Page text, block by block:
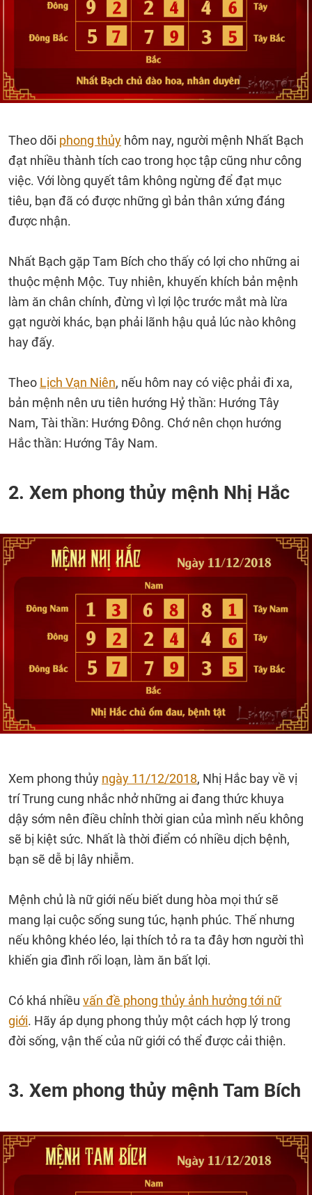
Theo dõi phong thủy hôm nay, người mệnh Nhất Bạch
đạt nhiều thành tích cao trong học tập cũng như công
việc. Với lòng quyết tâm không ngừng để đạt mục
tiêu, bạn đã có được những gì bản thân xứng đáng
được nhận.
Nhất Bạch gặp Tam Bích cho thấy có lợi cho những ai
thuộc mệnh Mộc. Tuy nhiên, khuyến khích bản mệnh
làm ăn chân chính, đừng vì lợi lộc trước mắt mà lừa
gạt người khác, bạn phải lãnh hậu quả lúc nào không
hay đấy.
Theo Lịch Vạn Niên, nếu hôm nay có việc phải đi xa,
bản mệnh nên ưu tiên hướng Hỷ thần: Hướng Tây
Nam, Tài thần: Hướng Đông. Chớ nên chọn hướng
Hắc thần: Hướng Tây Nam.
2. Xem phong thủy mệnh Nhị Hắc
Xem phong thủy ngày 11/12/2018, Nhị Hắc bay về vị
trí Trung cung nhắc nhở những ai đang thức khuya
dậy sớm nên điều chỉnh thời gian của mình nếu không
sẽ bị kiệt sức. Nhất là thời điểm có nhiều dịch bệnh,
bạn sẽ dễ bị lây nhiễm.
Mệnh chủ là nữ giới nếu biết dung hòa mọi thứ sẽ
mang lại cuộc sống sung túc, hạnh phúc. Thế nhưng
nếu không khéo léo, lại thích tỏ ra ta đây hơn người thì
khiến gia đình rối loạn, làm ăn bất lợi.
Có khá nhiều vấn đề phong thủy ảnh hưởng tới nữ
giới. Hãy áp dụng phong thủy một cách hợp lý trong
đời sống, vận thế của nữ giới có thể được cải thiện.
3. Xem phong thủy mệnh Tam Bích